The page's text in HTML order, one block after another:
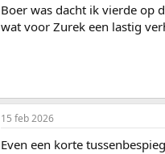
i
o
Boer was dacht ik vierde op
wat voor Zurek een lastig
15 feb 2026
Even een korte